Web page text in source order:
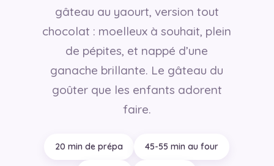
gâteau au yaourt, version tout
chocolat : moelleux à souhait, plein
de pépites, et nappé d’une
ganache brillante. Le gâteau du
goûter que les enfants adorent
faire.
20 min de prépa 45-55 min au four